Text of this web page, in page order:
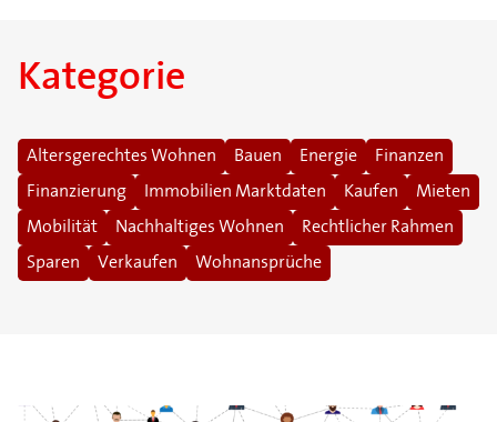
Kategorie
Altersgerechtes Wohnen Bauen Energie
Finanzen
Finanzierung
Immobilien Marktdaten Kaufen
Mieten
Mobilität
Nachhaltiges Wohnen
Rechtlicher Rahmen
Sparen
Verkaufen Wohnansprüche